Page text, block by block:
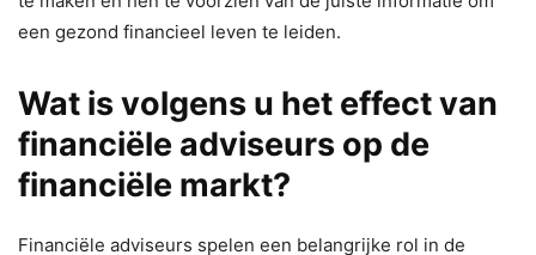
een gezond financieel leven te leiden.
Wat is volgens u het effect van
financiële adviseurs op de
financiële markt?
Financiële adviseurs spelen een belangrijke rol in de